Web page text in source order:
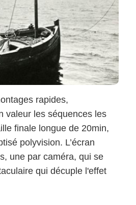
rapides,
valeur les séquences les
finale longue de 20min,
polyvision. L’écran
une par caméra, qui se
qui décuple l'effet